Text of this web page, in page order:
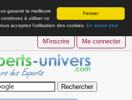
Fermer
garantir la meilleure
à utiliser ce
acceptez l’utilisation des cookies. En savoir plus
M'inscrire Me connecter